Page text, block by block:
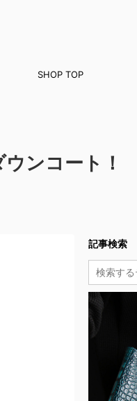
SHOP TOP
ンコート！
記事検索